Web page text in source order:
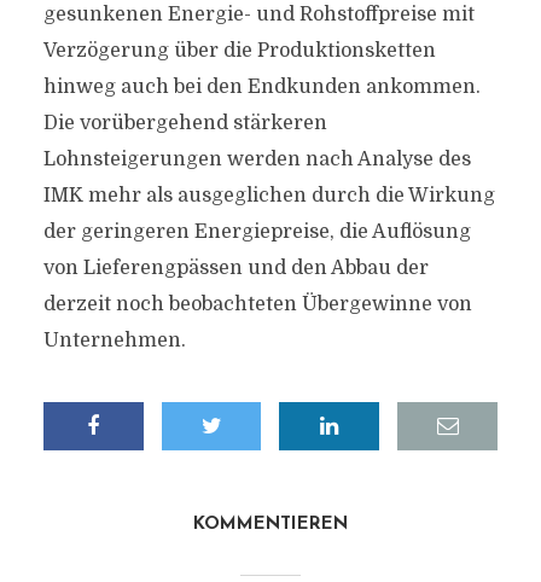
gesunkenen Energie- und Rohstoffpreise mit
Verzögerung über die Produktionsketten
hinweg auch bei den Endkunden ankommen.
Die vorübergehend stärkeren
Lohnsteigerungen werden nach Analyse des
IMK mehr als ausgeglichen durch die Wirkung
der geringeren Energiepreise, die Auflösung
von Lieferengpässen und den Abbau der
derzeit noch beobachteten Übergewinne von
Unternehmen.
KOMMENTIEREN